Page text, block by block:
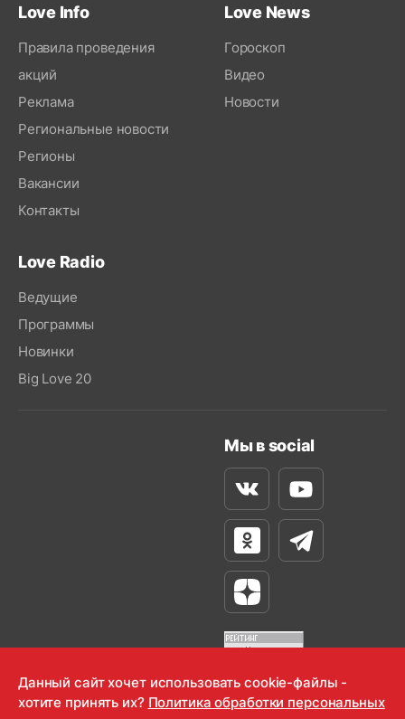
Love Info
Правила проведения
акций
Реклама
Региональные новости
Регионы
Вакансии
Контакты
Love News
Гороскоп
Видео
Новости
Love Radio
Ведущие
Программы
Новинки
Big Love 20
Мы в social
ВконтактеYoutube
Одноклассники
Телеграм
Яндекс Дзен
OOO "Радио-Любовь" 2000-2026
Данный сайт хочет использовать cookie-файлы -
хотите принять их? Политика обработки персональных